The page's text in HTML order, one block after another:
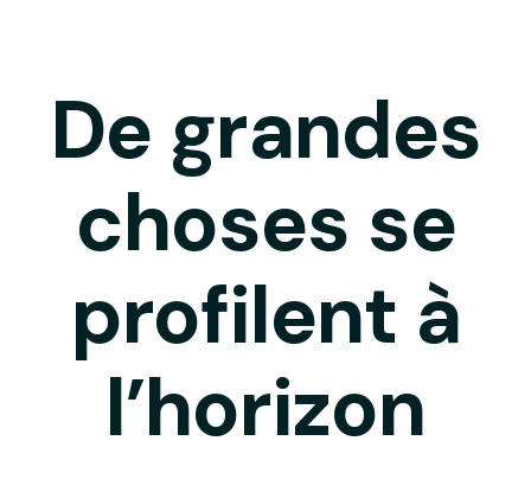
De grandes
choses se
profilent à
l’horizon